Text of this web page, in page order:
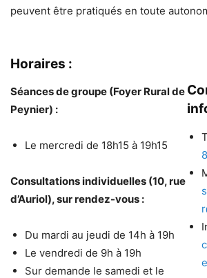
peuvent être pratiqués en toute
Horaires :
Séances de groupe (Foyer Rural de
Peynier) :
Le mercredi de 18h15 à 19h15
Consultations individuelles (10, rue
d’Auriol), sur rendez-vous :
Du mardi au jeudi de 14h à 19h
Le vendredi de 9h à 19h
Sur demande le samedi et le